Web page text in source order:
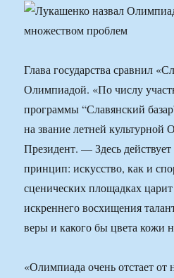
Глава государства сравнил
Олимпиадой. «По числу
программы “Славянский
на звание летней
Президент. — Здесь
принцип: искусство, как и
сценических площадках
искреннего восхищения
веры и какого бы цвета кожи
«Олимпиада очень отстает от